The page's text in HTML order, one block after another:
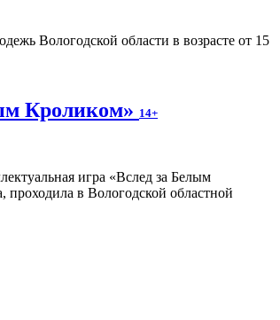
Вологодской области в возрасте от 15
Кроликом» 14+
игра «Вслед за Белым
в Вологодской областной